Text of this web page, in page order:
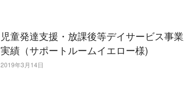
児童発達支援・放課後等デイサービス事
実績（サポートルームイエロー様)
2019年3月14日